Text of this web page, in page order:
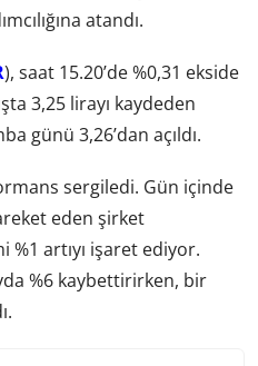
atandı.
), saat 15.20’de %0,31 ekside
3,25 lirayı kaydeden
günü 3,26’dan açıldı.
sergiledi. Gün içinde
eden şirket
%1 artıyı işaret ediyor.
%6 kaybettirirken, bir